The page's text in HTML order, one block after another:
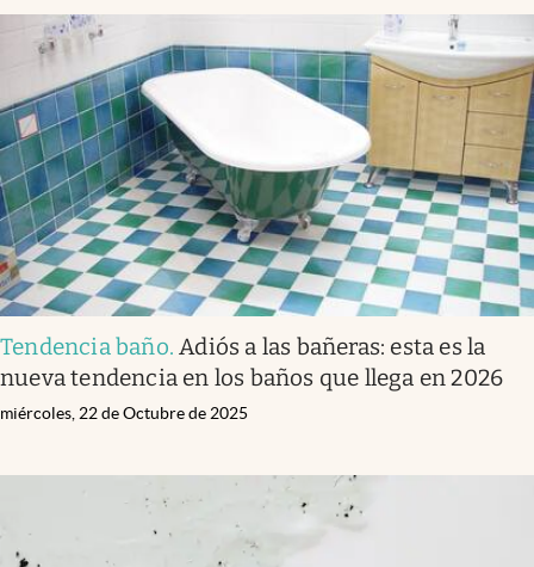
Tendencia baño.Adiós a las bañeras: esta es la
nueva tendencia en los baños que llega en 2026
miércoles, 22 de Octubre de 2025